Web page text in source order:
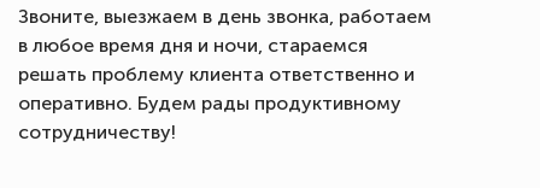
Звоните, выезжаем в день звонка, работаем
в любое время дня и ночи, стараемся
решать проблему клиента ответственно и
оперативно. Будем рады продуктивному
сотрудничеству!